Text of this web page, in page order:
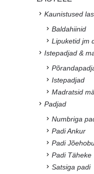
Kaunistused
Baldahiinid
Lipuketid jm
Istepadjad &
Istepadjad
Madratsid
Padjad
Numbriga
Padi Ankur
Padi
Padi Täheke
Satsiga padi